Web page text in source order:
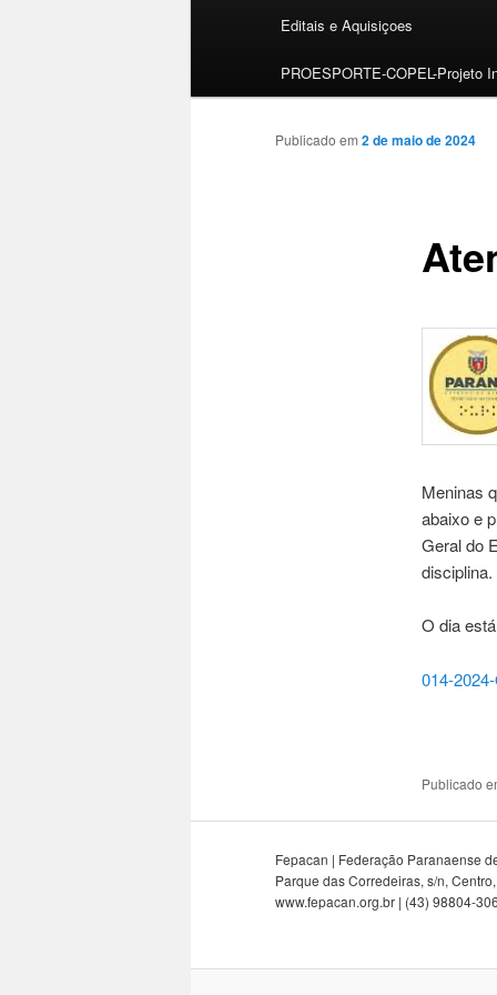
Editais e Aquisiçoes
PROESPORTE-COPEL-Projeto
Publicado em 2 de maio de 2024
Meninas
abaixo e
Geral do
disciplina.
O dia
014-
Publicado
Fepacan | Federação Paranaense
Parque das Corredeiras, s/n,
www.fepacan.org.br | (43) 98804-